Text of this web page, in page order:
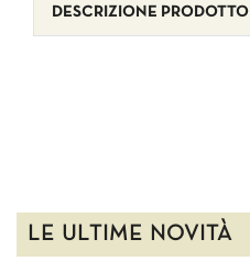
DESCRIZIONE PRODOTTO
LE ULTIME NOVITÀ